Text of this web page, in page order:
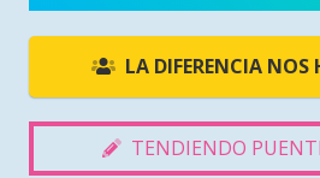
LA DIFERENCIA NOS
TENDIENDO